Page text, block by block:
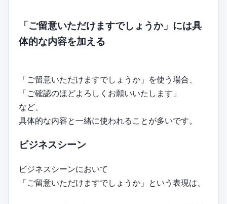
「ご留意いただけますでしょうか」には具
体的な内容を加える
「ご留意いただけますでしょうか」を使う場合、
「ご確認のほどよろしくお願いいたします」
など、
具体的な内容と一緒に使われることが多いです。
ビジネスシーン
ビジネスシーンにおいて
「ご留意いただけますでしょうか」という表現は、